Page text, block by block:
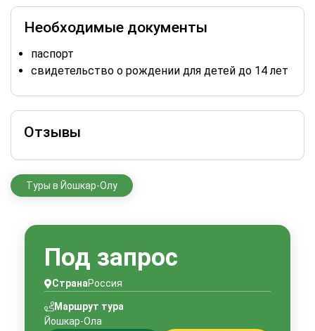
Необходимые документы
паспорт
свидетельство о рождении для детей до 14 лет
Отзывы
Туры в Йошкар-Олу
Под запрос
СтранаРоссия
Маршрут тура
Йошкар-Ола